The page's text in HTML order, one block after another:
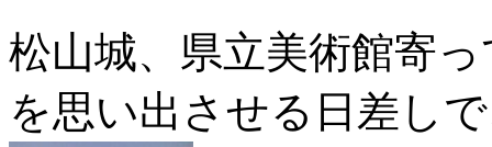
松山城、県立美術館寄
を思い出させる日差し